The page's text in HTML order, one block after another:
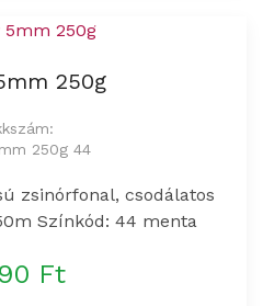
250g
250g 44
zsinórfonal, csodálatos
Színkód: 44 menta
Ft